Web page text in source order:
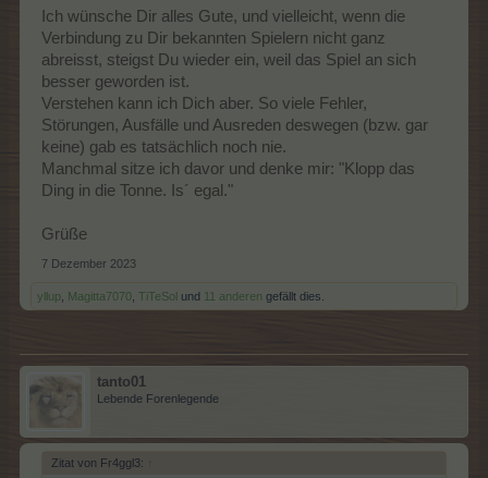
Ich wünsche Dir alles Gute, und vielleicht, wenn die
Verbindung zu Dir bekannten Spielern nicht ganz
abreisst, steigst Du wieder ein, weil das Spiel an sich
besser geworden ist.
Verstehen kann ich Dich aber. So viele Fehler,
Störungen, Ausfälle und Ausreden deswegen (bzw. gar
keine) gab es tatsächlich noch nie.
Manchmal sitze ich davor und denke mir: "Klopp das
Ding in die Tonne. Is´ egal."
Grüße
7 Dezember 2023
yllup Magitta7070 TiTeSol und 11 anderen gefällt dies.
tanto01
Lebende Forenlegende
Zitat von Fr4ggl3: ↑